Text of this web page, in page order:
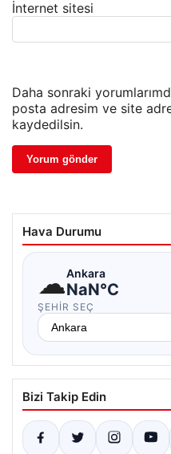
İnternet sitesi
Daha sonraki
posta adresim ve site
kaydedilsin.
Hava Durumu
☁Ankara
NaN°C
ŞEHIR SEÇ
Bizi Takip Edin